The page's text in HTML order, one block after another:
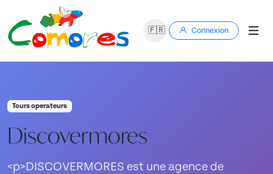
🇫🇷 Connexion
Tours operateurs
Discovermores
<p>DISCOVERMORES est une agence de